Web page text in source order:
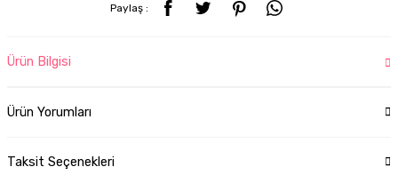
Paylaş :
Ürün Bilgisi
Ürün Yorumları
Taksit Seçenekleri